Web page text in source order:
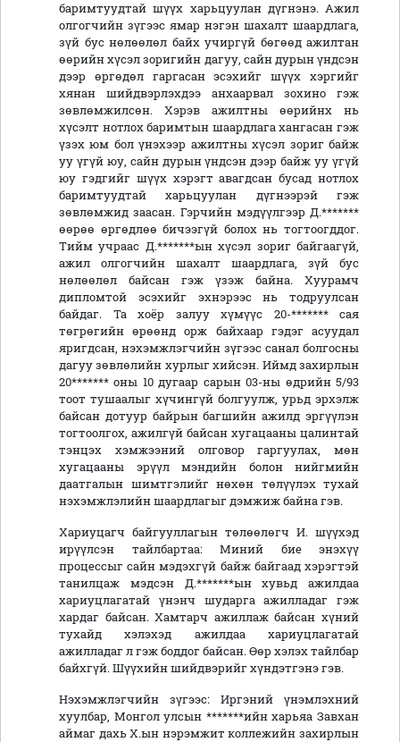
баримтуудтай шүүх харьцуулан дүгнэнэ. Ажил
олгогчийн зүгээс ямар нэгэн шахалт шаардлага,
зүй бус нөлөөлөл байх учиргүй бөгөөд ажилтан
өөрийн хүсэл зоригийн дагуу, сайн дурын үндсэн
дээр өргөдөл гаргасан эсэхийг шүүх хэргийг
хянан шийдвэрлэхдээ анхаарвал зохино гэж
зөвлөмжилсөн. Хэрэв ажилтны өөрийнх нь
хүсэлт нотлох баримтын шаардлага хангасан гэж
үзэх юм бол үнэхээр ажилтны хүсэл зориг байж
уу үгүй юу, сайн дурын үндсэн дээр байж уу үгүй
юу гэдгийг шүүх хэрэгт авагдсан бусад нотлох
баримтуудтай харьцуулан дүгнээрэй гэж
зөвлөмжид заасан. Гэрчийн мэдүүлгээр Д.*******
өөрөө өргөдлөө бичээгүй болох нь тогтоогддог.
Тийм учраас Д.*******ын хүсэл зориг байгаагүй,
ажил олгогчийн шахалт шаардлага, зүй бус
нөлөөлөл байсан гэж үзэж байна. Хуурамч
дипломтой эсэхийг эхнэрээс нь тодруулсан
байдаг. Та хоёр залуу хүмүүс 20-******* сая
төгрөгийн өрөөнд орж байхаар гэдэг асуудал
яригдсан, нэхэмжлэгчийн зүгээс санал болгосны
дагуу зөвлөлийн хурлыг хийсэн. Иймд захирлын
20******* оны 10 дугаар сарын 03-ны өдрийн 5/93
тоот тушаалыг хүчингүй болгуулж, урьд эрхэлж
байсан дотуур байрын багшийн ажилд эргүүлэн
тогтоолгох, ажилгүй байсан хугацааны цалинтай
тэнцэх хэмжээний олговор гаргуулах, мөн
хугацааны эрүүл мэндийн болон нийгмийн
даатгалын шимтгэлийг нөхөн төлүүлэх тухай
нэхэмжлэлийн шаардлагыг дэмжиж байна гэв.
Хариуцагч байгууллагын төлөөлөгч И. шүүхэд
ирүүлсэн тайлбартаа: Миний бие энэхүү
процессыг сайн мэдэхгүй байж байгаад хэрэгтэй
танилцаж мэдсэн Д.*******ын хувьд ажилдаа
хариуцлагатай үнэнч шударга ажилладаг гэж
хардаг байсан. Хамтарч ажиллаж байсан хүний
тухайд хэлэхэд ажилдаа хариуцлагатай
ажилладаг л гэж боддог байсан. Өөр хэлэх тайлбар
байхгүй. Шүүхийн шийдвэрийг хүндэтгэнэ гэв.
Нэхэмжлэгчийн зүгээс: Иргэний үнэмлэхний
хуулбар, Монгол улсын *******ийн харьяа Завхан
аймаг дахь Х.ын нэрэмжит коллежийн захирлын